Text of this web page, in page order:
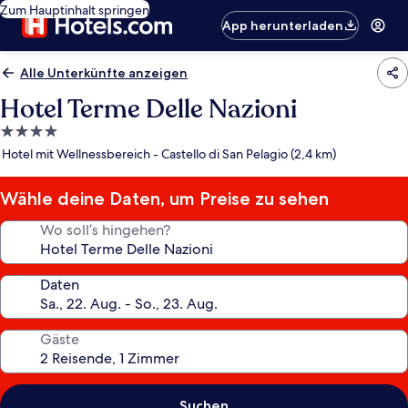
Zum Hauptinhalt springen
App herunterladen
Alle Unterkünfte anzeigen
Hotel Terme Delle Nazioni
4.0-
Sterne-
Hotel mit Wellnessbereich - Castello di San Pelagio (2,4 km)
Wähle deine Daten, um Preise zu sehen
Wo soll’s hingehen?
Daten
Gäste